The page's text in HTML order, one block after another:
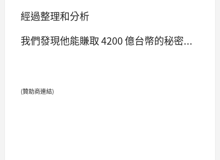
經過整理和分析
我們發現他能賺取 4200 億台幣的秘密...
(贊助商連結)